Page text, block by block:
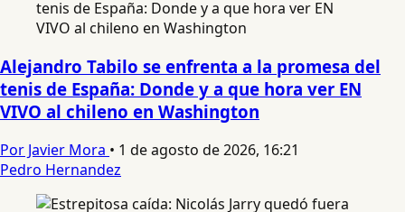
Alejandro Tabilo se enfrenta a la promesa del
tenis de España: Donde y a que hora ver EN
VIVO al chileno en Washington
Por Javier Mora • 1 de agosto de 2026, 16:21
Pedro Hernandez